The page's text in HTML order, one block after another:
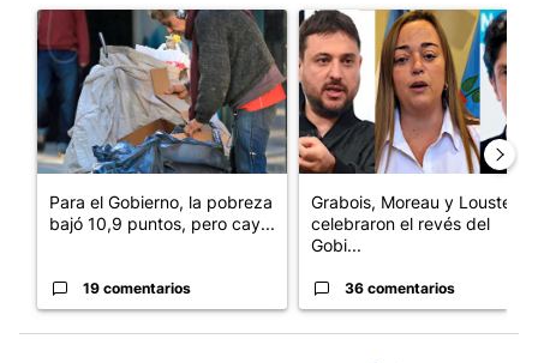
Un artículo de tendencia con el título "Para el Gobierno, la
Para el Gobierno, la pobreza
bajó 10,9 puntos, pero cay...
19 comentarios
Un artículo de tendencia con
Grabois, Moreau y Lousteau
celebraron el revés del
Gobi...
36 comentarios